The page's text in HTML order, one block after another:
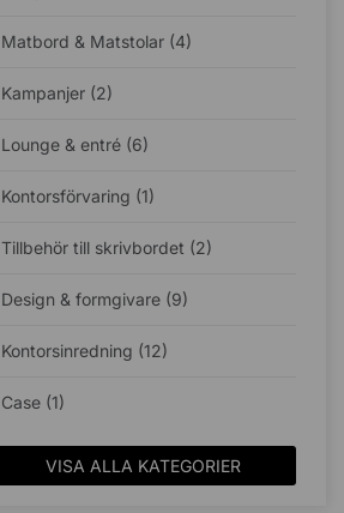
Matbord & Matstolar (4)
Kampanjer (2)
Lounge & entré (6)
Kontorsförvaring (1)
Tillbehör till skrivbordet (2)
Design & formgivare (9)
Kontorsinredning (12)
Case (1)
VISA ALLA KATEGORIER